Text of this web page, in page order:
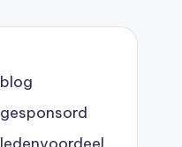
blog
gesponsord